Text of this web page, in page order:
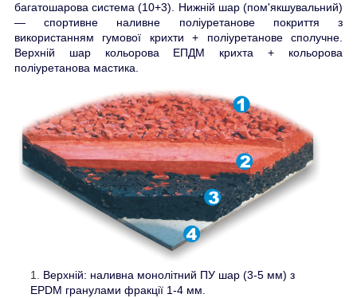
багатошарова система (10+3). Нижній шар (пом'якшувальний)
— спортивне наливне поліуретанове покриття з
використанням гумової крихти + поліуретанове сполучне.
Верхній шар кольорова ЕПДМ крихта + кольорова
поліуретанова мастика.
Верхній: наливна монолітний ПУ шар (3-5 мм) з
EPDM гранулами фракції 1-4 мм.